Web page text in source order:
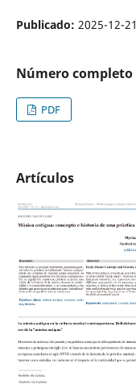
Publicado: 2025-12-21
Número completo
PDF
Artículos